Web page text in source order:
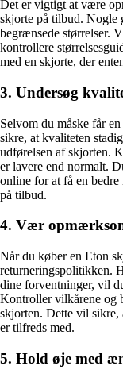
Det er vigtigt at være
skjorte på tilbud. Nogle
begrænsede størrelser.
kontrollere
med en skjorte, der
3. Undersøg
Selvom du måske får
sikre, at kvaliteten
udførelsen af skjorten.
er lavere end normalt.
online for at få en
på tilbud.
4. Vær
Når du køber en Eton
returneringspolitikken.
dine forventninger, vil
Kontroller vilkårene og
skjorten. Dette vil sikre,
er tilfreds med.
5. Hold øje med